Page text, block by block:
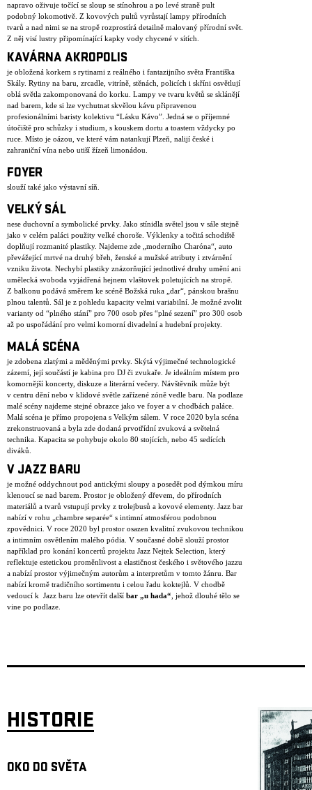
napravo oživuje točící se sloup se stínohrou a po levé straně pult
podobný lokomotivě. Z kovových pultů vyrůstají lampy přírodních
tvarů a nad nimi se na stropě rozprostírá detailně malovaný přírodní svět.
Z něj visí lustry připomínající kapky vody chycené v sítích.
KAVÁRNA AKROPOLIS
je obložená korkem s rytinami z reálného i fantazijního světa Františka
Skály. Rytiny na baru, zrcadle, vitríně, stěnách, policích i skříni osvětlují
oblá světla zakomponovaná do korku. Lampy ve tvaru květů se sklánějí
nad barem, kde si lze vychutnat skvělou kávu připravenou
profesionálními baristy kolektivu “Lásku Kávo”. Jedná se o příjemné
útočiště pro schůzky i studium, s kouskem dortu a toastem vždycky po
ruce. Místo je oázou, ve které vám natankují Plzeň, nalijí české i
zahraniční vína nebo utiší žízeň limonádou.
FOYER
slouží také jako výstavní síň.
VELKÝ SÁL
nese duchovní a symbolické prvky. Jako stínidla světel jsou v sále stejně
jako v celém paláci použity velké choroše. Výklenky a točitá schodiště
doplňují rozmanité plastiky. Najdeme zde „moderního Charóna“, auto
převážející mrtvé na druhý břeh, ženské a mužské atributy i ztvárnění
vzniku života. Nechybí plastiky znázorňující jednotlivé druhy umění ani
umělecká svoboda vyjádřená hejnem vlaštovek poletujících na stropě.
Z balkonu podává směrem ke scéně Božská ruka „dar“, pánskou brašnu
plnou talentů. Sál je z pohledu kapacity velmi variabilní. Je možné zvolit
varianty od “plného stání” pro 700 osob přes “plné sezení” pro 300 osob
až po uspořádání pro velmi komorní divadelní a hudební projekty.
MALÁ SCÉNA
je zdobena zlatými a měděnými prvky. Skýtá výjimečné technologické
zázemí, její součástí je kabina pro DJ či zvukaře. Je ideálním místem pro
komornější koncerty, diskuze a literární večery. Návštěvník může být
v centru dění nebo v klidové světle zařízené zóně vedle baru. Na podlaze
malé scény najdeme stejné obrazce jako ve foyer a v chodbách paláce.
Malá scéna je přímo propojena s Velkým sálem. V roce 2020 byla scéna
zrekonstruovaná a byla zde dodaná prvotřídní zvuková a světelná
technika. Kapacita se pohybuje okolo 80 stojících, nebo 45 sedících
diváků.
V JAZZ BARU
je možné oddychnout pod antickými sloupy a posedět pod dýmkou míru
klenoucí se nad barem. Prostor je obložený dřevem, do přírodních
materiálů a tvarů vstupují prvky z trolejbusů a kovové elementy. Jazz bar
nabízí v rohu „chambre separée“ s intimní atmosférou podobnou
zpovědnici. V roce 2020 byl prostor osazen kvalitní zvukovou technikou
a intimním osvětlením malého pódia. V současné době slouží prostor
například pro konání koncertů projektu Jazz Nejtek Selection, který
reflektuje estetickou proměnlivost a elastičnost českého i světového jazzu
a nabízí prostor výjimečným autorům a interpretům v tomto žánru. Bar
nabízí kromě tradičního sortimentu i celou řadu koktejlů. V chodbě
vedoucí k Jazz baru lze otevřít další bar „u hada“ , jehož dlouhé tělo se
vine po podlaze.
HISTORIE
OKO DO SVĚTA